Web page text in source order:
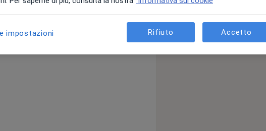
Lode.
ha potuto formarsi come
la chirurgia ricostruttiva
della mano, la guarigione delle
di Padova approfondendo gli
cicatriziali.
mammaria, alla quale ha
impostazioni Rifiuto Accetto